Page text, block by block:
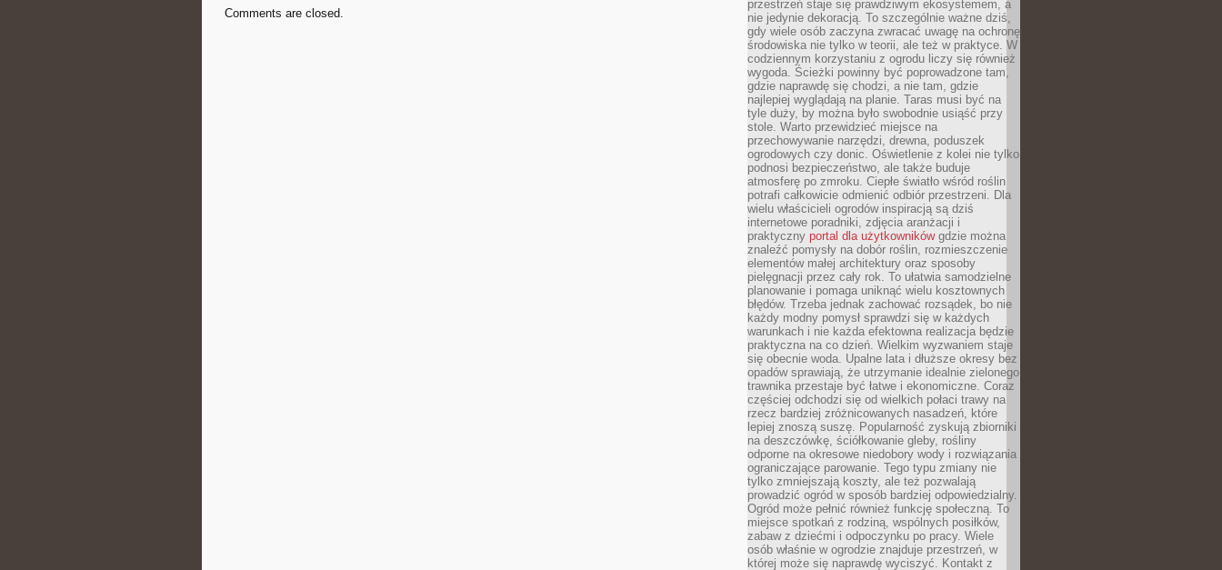
Comments are closed.
przestrzeń staje się prawdziwym ekosystemem, a
nie jedynie dekoracją. To szczególnie ważne dziś,
gdy wiele osób zaczyna zwracać uwagę na ochronę
środowiska nie tylko w teorii, ale też w praktyce. W
codziennym korzystaniu z ogrodu liczy się również
wygoda. Ścieżki powinny być poprowadzone tam,
gdzie naprawdę się chodzi, a nie tam, gdzie
najlepiej wyglądają na planie. Taras musi być na
tyle duży, by można było swobodnie usiąść przy
stole. Warto przewidzieć miejsce na
przechowywanie narzędzi, drewna, poduszek
ogrodowych czy donic. Oświetlenie z kolei nie tylko
podnosi bezpieczeństwo, ale także buduje
atmosferę po zmroku. Ciepłe światło wśród roślin
potrafi całkowicie odmienić odbiór przestrzeni. Dla
wielu właścicieli ogrodów inspiracją są dziś
internetowe poradniki, zdjęcia aranżacji i
praktyczny portal dla użytkownikówgdzie można
znaleźć pomysły na dobór roślin, rozmieszczenie
elementów małej architektury oraz sposoby
pielęgnacji przez cały rok. To ułatwia samodzielne
planowanie i pomaga uniknąć wielu kosztownych
błędów. Trzeba jednak zachować rozsądek, bo nie
każdy modny pomysł sprawdzi się w każdych
warunkach i nie każda efektowna realizacja będzie
praktyczna na co dzień. Wielkim wyzwaniem staje
się obecnie woda. Upalne lata i dłuższe okresy bez
opadów sprawiają, że utrzymanie idealnie zielonego
trawnika przestaje być łatwe i ekonomiczne. Coraz
częściej odchodzi się od wielkich połaci trawy na
rzecz bardziej zróżnicowanych nasadzeń, które
lepiej znoszą suszę. Popularność zyskują zbiorniki
na deszczówkę, ściółkowanie gleby, rośliny
odporne na okresowe niedobory wody i rozwiązania
ograniczające parowanie. Tego typu zmiany nie
tylko zmniejszają koszty, ale też pozwalają
prowadzić ogród w sposób bardziej odpowiedzialny.
Ogród może pełnić również funkcję społeczną. To
miejsce spotkań z rodziną, wspólnych posiłków,
zabaw z dziećmi i odpoczynku po pracy. Wiele
osób właśnie w ogrodzie znajduje przestrzeń, w
której może się naprawdę wyciszyć. Kontakt z